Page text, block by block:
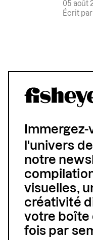
05 août
Écrit par
l'univers
notre
visuelles,
créativité
votre boîte
fois par